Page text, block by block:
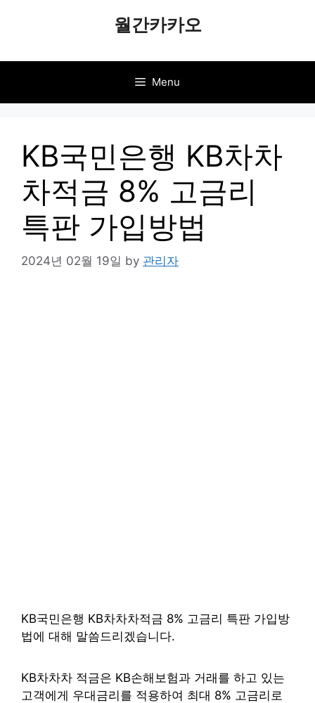
월간카카오
Menu
KB국민은행 KB차차
차적금 8% 고금리
특판 가입방법
2024년 02월 19일 by 관리자
KB국민은행 KB차차차적금 8% 고금리 특판 가입방
법에 대해 말씀드리겠습니다.
KB차차차 적금은 KB손해보험과 거래를 하고 있는
고객에게 우대금리를 적용하여 최대 8% 고금리로